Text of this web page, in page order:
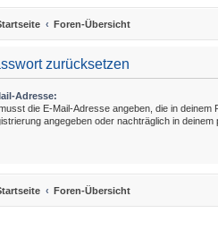
Foren-Übersicht
zurücksetzen
Adresse:
die E-Mail-Adresse angeben, die in deinem
angegeben oder nachträglich in deinem
Foren-Übersicht